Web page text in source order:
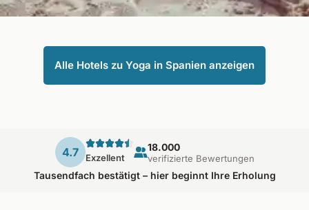
Alle Hotels zu Yoga in Spanien anzeigen
4.7 Exzellent
18.000
verifizierte Bewertungen
Tausendfach bestätigt – hier beginnt Ihre Erholung